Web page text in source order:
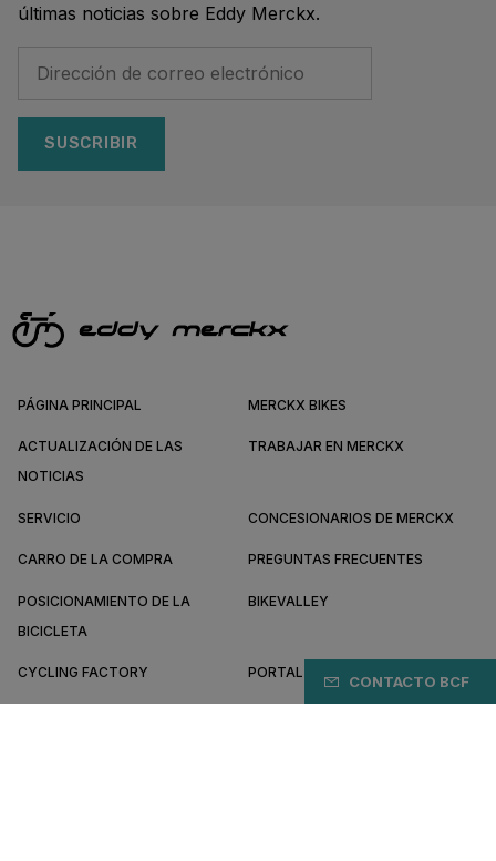
CONTACTO BCF
últimas noticias sobre Eddy Merckx.
SUSCRIBIR
PÁGINA PRINCIPAL MERCKX BIKES
ACTUALIZACIÓN DE LAS
NOTICIAS
TRABAJAR EN MERCKX
SERVICIO CONCESIONARIOS DE MERCKX
CARRO DE LA COMPRA PREGUNTAS FRECUENTES
POSICIONAMIENTO DE LA
BICICLETA
BIKEVALLEY
CYCLING FACTORY PORTAL B2B